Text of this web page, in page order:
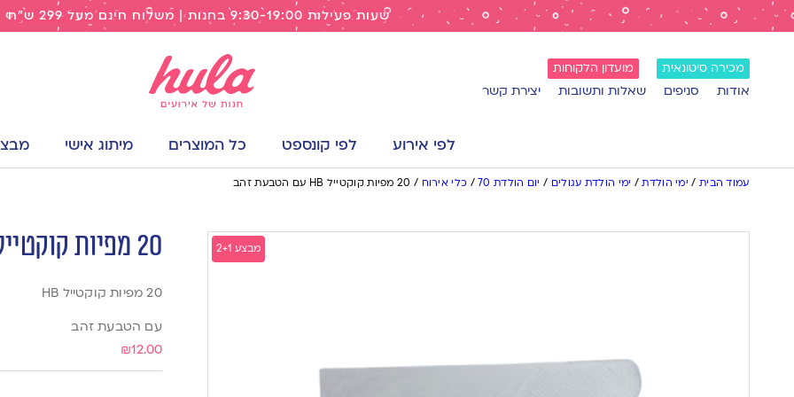
שעות פעילות 9:30-19:00 בחנות | משלוח חינם מעל 299 ש"ח
מכירה סיטונאית מועדון הלקוחות
אודות סניפים שאלות ותשובות יצירת קשר
לפי אירוע לפי קונספט כל המוצרים מיתוג אישי
עמוד הבית / ימי הולדת/ ימי הולדת עגולים / יום הולדת 70 / כלי אירוח / 20 מפיות קוקטייל HB עם הטבעת זהב
מבצע 2+1 20 מפיות קוקטייל HB עם הטבעת זהב
20 מפיות קוקטייל HB
עם הטבעת זהב
₪12.00